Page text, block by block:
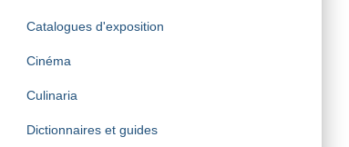
Catalogues d'exposition
Cinéma
Culinaria
Dictionnaires et guides